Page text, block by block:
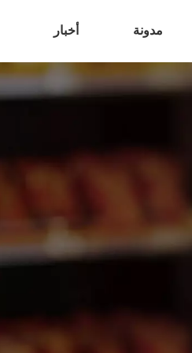
أخبار مدونة